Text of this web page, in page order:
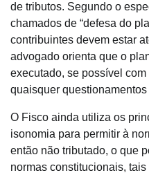
de tributos. Segundo o
chamados de “defesa do
contribuintes devem estar
advogado orienta que o
executado, se possível
quaisquer questionamentos
O Fisco ainda utiliza os
isonomia para permitir à
então não tributado, o que
normas constitucionais,